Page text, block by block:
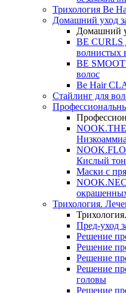
Трихология Be
Домашний уход
Домашний
BE CURLS
волнистых
BE
волос
Be Hair
Стайлинг для
Кислый
Маски с
Трихология.
Пред-уход
Решение
Решение
Решение
Решение
головы
Решение